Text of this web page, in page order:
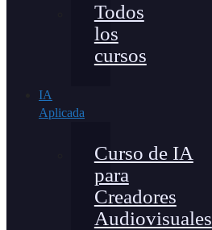
Todos
los
cursos
IA
Aplicada
Curso de IA
para
Creadores
Audiovisuales